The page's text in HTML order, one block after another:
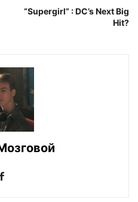
“Supergirl” : DC’s Next Big
Hit?